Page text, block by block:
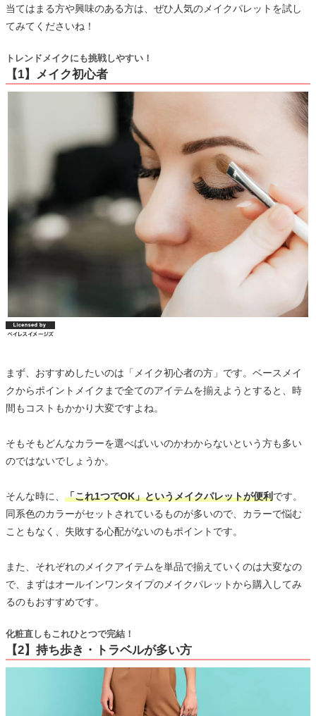
当てはまる方や興味のある方は、ぜひ人気のメイクパレットを試し
てみてくださいね！
【1】メイク初心者
トレンドメイクにも挑戦しやすい！
まず、おすすめしたいのは「メイク初心者の方」です。ベースメイ
クからポイントメイクまで全てのアイテムを揃えようとすると、時
間もコストもかかり大変ですよね。
そもそもどんなカラーを選べばいいのかわからないという方も多い
のではないでしょうか。
そんな時に、 「これ1つでOK」というメイクパレットが便利です。
同系色のカラーがセットされているものが多いので、カラーで悩む
こともなく、失敗する心配がないのもポイントです。
また、それぞれのメイクアイテムを単品で揃えていくのは大変なの
で、まずはオールインワンタイプのメイクパレットから購入してみ
るのもおすすめです。
【2】持ち歩き・トラベルが多い方
化粧直しもこれひとつで完結！